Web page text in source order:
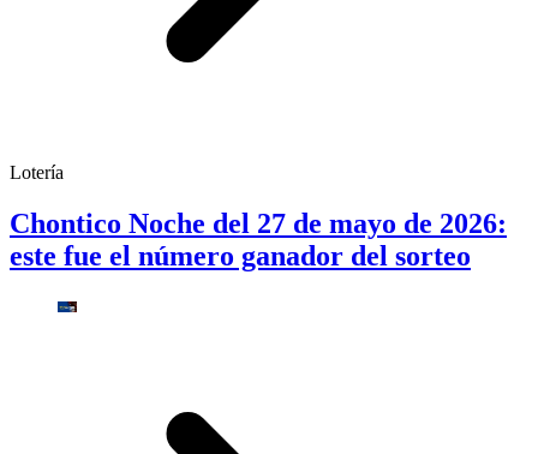
Lotería
Chontico Noche del 27 de mayo de 2026:
este fue el número ganador del sorteo